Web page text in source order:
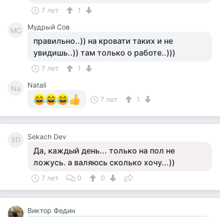
7 лет 1
МС Мудрый Сов
правильно..)) на кровати таких и не
увидишь..)) там только о работе..)))
7 лет 1
Na
Natali
7 лет
1
SD Sekach Dev
Да, каждый день... только на пол не
ложусь. а валяюсь сколько хочу...))
7 лет 0 0
Виктор Федин